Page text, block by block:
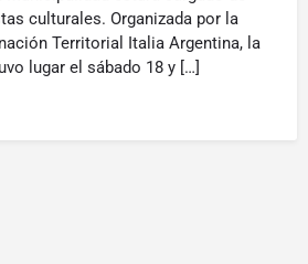
culturales. Organizada por la
Territorial Italia Argentina, la
lugar el sábado 18 y […]